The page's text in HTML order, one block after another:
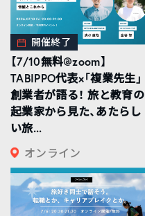
開催終了
【7/10無料@zoom】
TABIPPO代表×「複業先生」
創業者が語る！ 旅と教育の
起業家から見た、あたらし
い旅...
オンライン